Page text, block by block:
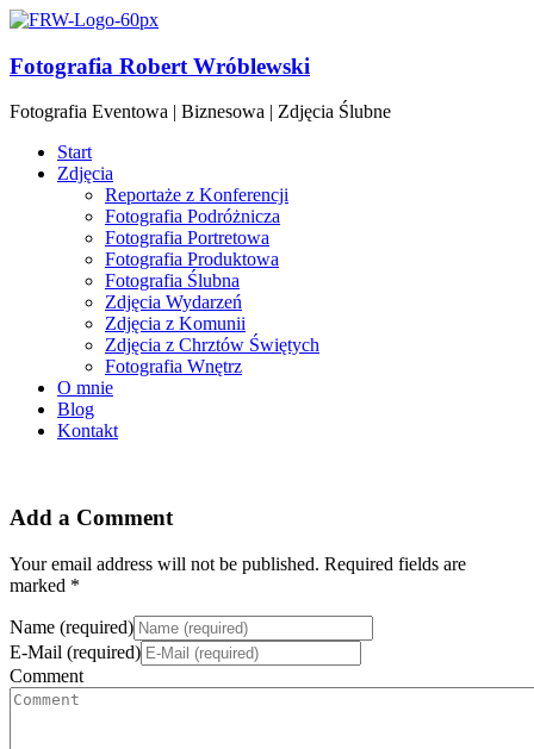
Fotografia Robert Wróblewski
Fotografia Eventowa | Biznesowa | Zdjęcia Ślubne
Start
Zdjęcia
Reportaże z Konferencji
Fotografia Podróżnicza
Fotografia Portretowa
Fotografia Produktowa
Fotografia Ślubna
Zdjęcia Wydarzeń
Zdjęcia z Komunii
Zdjęcia z Chrztów Świętych
Fotografia Wnętrz
O mnie
Blog
Kontakt
Add a Comment
Your email address will not be published. Required fields are
marked *
Name (required)
E-Mail (required)
Comment